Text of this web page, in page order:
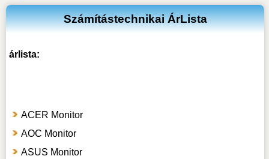
Számítástechnikai ÁrLista
árlista:
ACER Monitor
AOC Monitor
ASUS Monitor